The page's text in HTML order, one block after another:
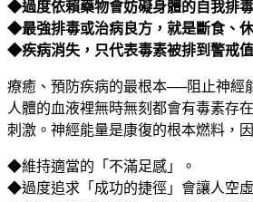
◆過度依賴藥物會妨礙身體的自我排毒
◆最強排毒或治病良方，就是斷食、
◆疾病消失，只代表毒素被排到警戒
療癒、預防疾病的最根本──阻止神經
人體的血液裡無時無刻都會有毒素存
刺激。神經能量是康復的根本燃料，
◆維持適當的「不滿足感」。
◆過度追求「成功的捷徑」會讓人空